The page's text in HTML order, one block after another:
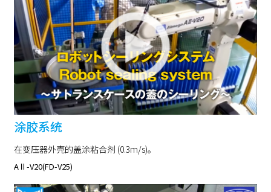
涂胶系统
在变压器外壳的盖涂粘合剂 (0.3m/s)。
AⅡ-V20(FD-V25)